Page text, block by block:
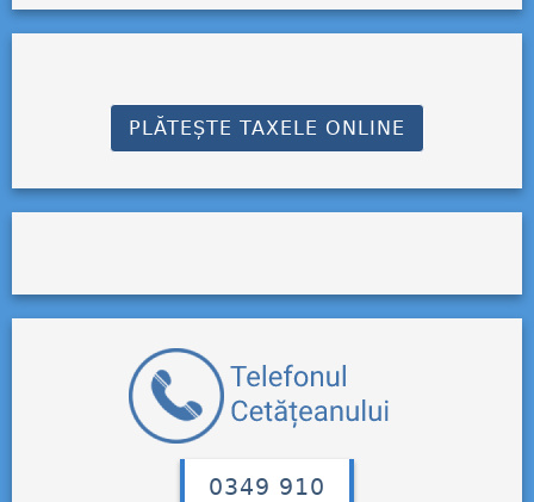
PLĂTEȘTE TAXELE ONLINE
0349 910